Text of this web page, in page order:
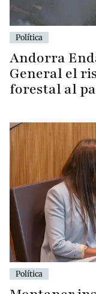
Política
Andorra
General el
forestal al
Política